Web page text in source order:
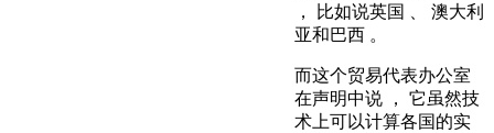
， 比如说英国 、 澳大利
亚和巴西 。
而这个贸易代表办公室
在声明中说 ， 它虽然技
术上可以计算各国的实